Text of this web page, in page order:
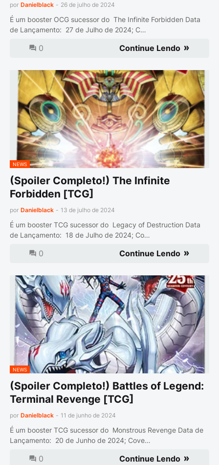
por Danielblack - 26 de julho de 2024
É um booster OCG sucessor do The Infinite Forbidden Data
de Lançamento: 27 de Julho de 2024; C…
0 Continue Lendo
NEWS
(Spoiler Completo!) The Infinite
Forbidden [TCG]
por Danielblack - 13 de julho de 2024
É um booster TCG sucessor do Legacy of Destruction Data
de Lançamento: 18 de Julho de 2024; Co…
0 Continue Lendo
NEWS
(Spoiler Completo!) Battles of Legend:
Terminal Revenge [TCG]
por Danielblack - 11 de junho de 2024
É um booster TCG sucessor do Monstrous Revenge Data de
Lançamento: 20 de Junho de 2024; Cove…
0 Continue Lendo